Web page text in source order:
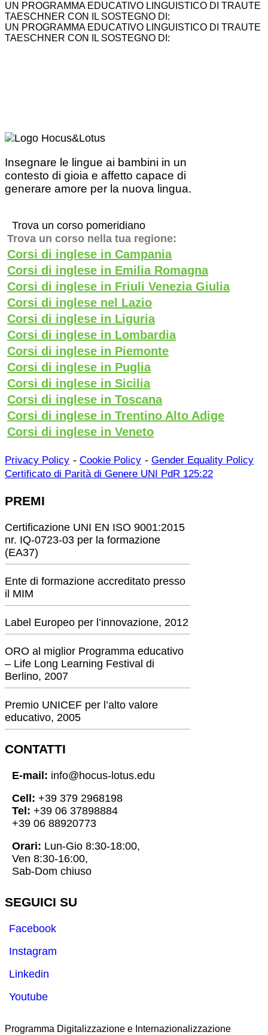
UN PROGRAMMA EDUCATIVO LINGUISTICO DI TRAUTE
TAESCHNER CON IL SOSTEGNO DI:
UN PROGRAMMA EDUCATIVO LINGUISTICO DI TRAUTE
TAESCHNER CON IL SOSTEGNO DI:
Insegnare le lingue ai bambini in un
contesto di gioia e affetto capace di
generare amore per la nuova lingua.
Trova un corso pomeridiano
Trova un corso nella tua regione:
Corsi di inglese in Campania
Corsi di inglese in Emilia Romagna
Corsi di inglese in Friuli Venezia Giulia
Corsi di inglese nel Lazio
Corsi di inglese in Liguria
Corsi di inglese in Lombardia
Corsi di inglese in Piemonte
Corsi di inglese in Puglia
Corsi di inglese in Sicilia
Corsi di inglese in Toscana
Corsi di inglese in Trentino Alto Adige
Corsi di inglese in Veneto
Privacy Policy - Cookie Policy - Gender Equality Policy
Certificato di Parità di Genere UNI PdR 125:22
PREMI
Certificazione UNI EN ISO 9001:2015
nr. IQ-0723-03 per la formazione
(EA37)
Ente di formazione accreditato presso
il MIM
Label Europeo per l’innovazione, 2012
ORO al miglior Programma educativo
– Life Long Learning Festival di
Berlino, 2007
Premio UNICEF per l’alto valore
educativo, 2005
CONTATTI
E-mail: info@hocus-lotus.edu
Cell: +39 379 2968198
Tel: +39 06 37898884
+39 06 88920773
Orari: Lun-Gio 8:30-18:00,
Ven 8:30-16:00,
Sab-Dom chiuso
SEGUICI SU
Facebook
Instagram
Linkedin
Youtube
Programma Digitalizzazione e Internazionalizzazione